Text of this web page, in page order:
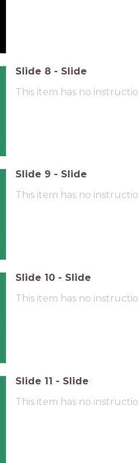
Slide 8 - Slide
This item has no
Slide 9 - Slide
This item has no
Slide 10 - Slide
This item has no
Slide 11 - Slide
This item has no